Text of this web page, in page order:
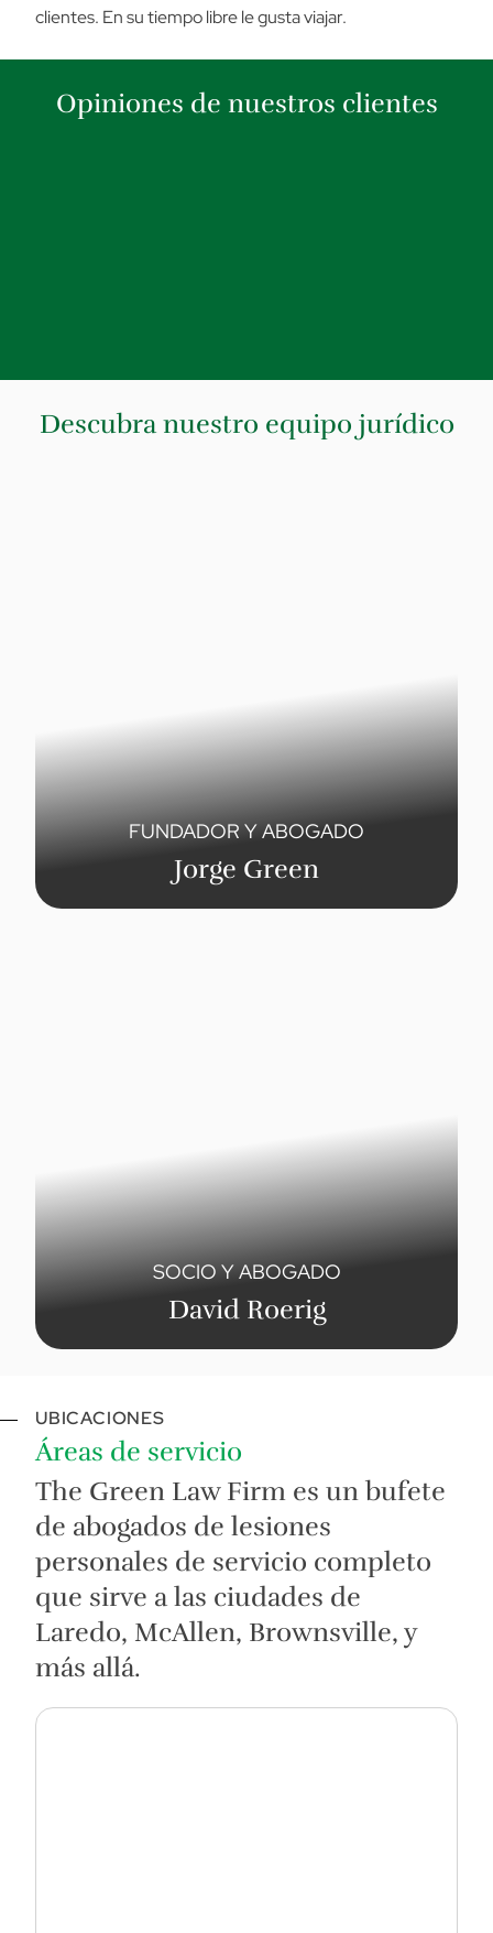
clientes. En su tiempo libre le gusta viajar.
Opiniones de nuestros clientes
Descubra nuestro equipo jurídico
FUNDADOR Y ABOGADO
Jorge Green
SOCIO Y ABOGADO
David Roerig
UBICACIONES
Áreas de servicio
The Green Law Firm es un bufete
de abogados de lesiones
personales de servicio completo
que sirve a las ciudades de
Laredo, McAllen, Brownsville, y
más allá.